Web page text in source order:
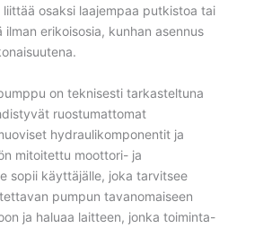
osaksi laajempaa putkistoa tai
ilman erikoisosia, kunhan asennus
on teknisesti tarkasteltuna
ruostumattomat
hydraulikomponentit ja
mitoitettu moottori- ja
sopii käyttäjälle, joka tarvitsee
pumpun tavanomaiseen
ja haluaa laitteen, jonka toiminta-